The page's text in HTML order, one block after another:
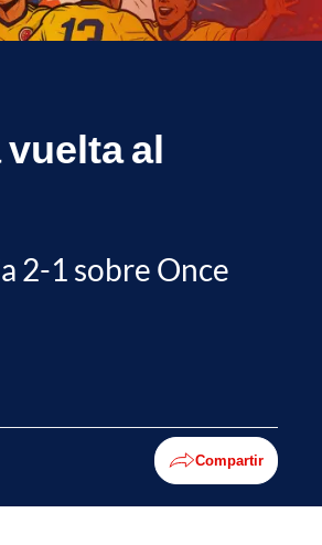
al
2-1 sobre Once
Compartir